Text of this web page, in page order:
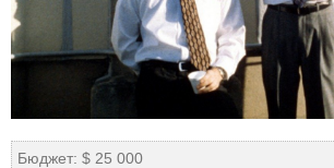
Бюджет: $ 25 000